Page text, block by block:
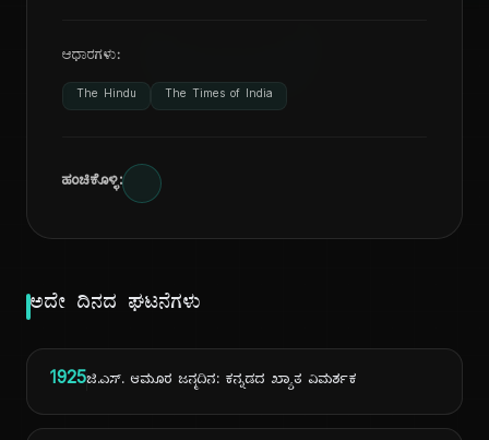
ಆಧಾರಗಳು:
The Hindu The Times of India
ಹಂಚಿಕೊಳ್ಳಿ:
ಅದೇ ದಿನದ ಘಟನೆಗಳು
1925ಜಿ.ಎಸ್. ಆಮೂರ ಜನ್ಮದಿನ: ಕನ್ನಡದ ಖ್ಯಾತ ವಿಮರ್ಶಕ